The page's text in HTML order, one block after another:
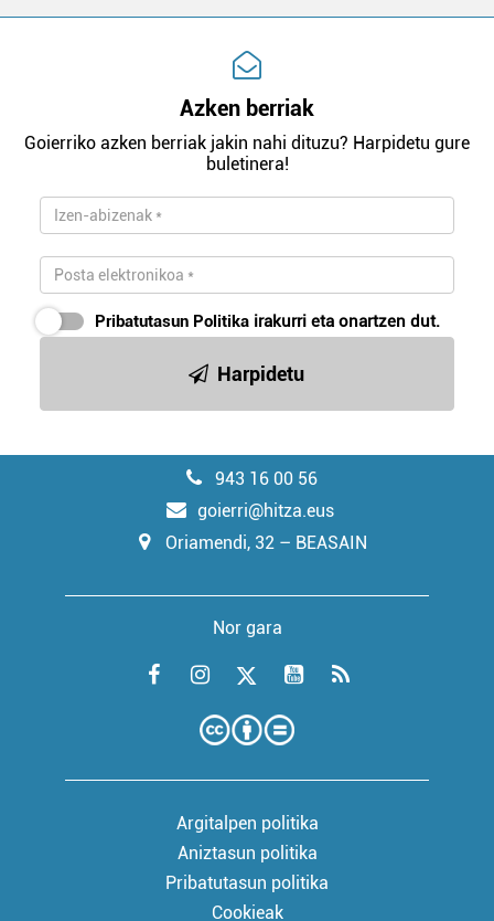
Azken berriak
Goierriko azken berriak jakin nahi dituzu? Harpidetu gure
buletinera!
Pribatutasun Politika irakurri eta onartzen dut.
Harpidetu
943 16 00 56
goierri@hitza.eus
Oriamendi, 32 – BEASAIN
Nor gara
Argitalpen politika
Aniztasun politika
Pribatutasun politika
Cookieak